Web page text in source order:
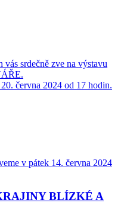
srdečně zve na výstavu
června 2024 od 17 hodin.
v pátek 14. června 2024
BLÍZKÉ A